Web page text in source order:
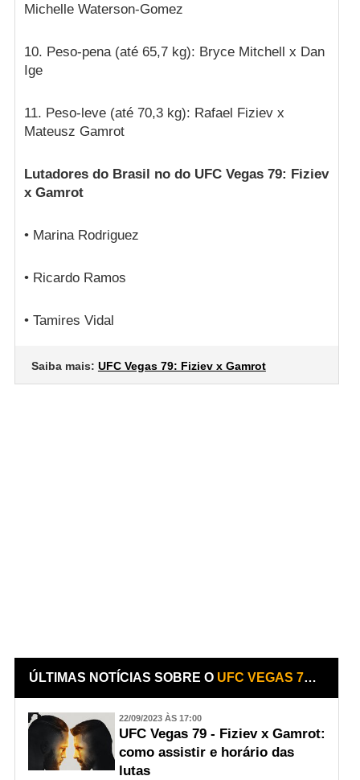
Michelle Waterson-Gomez
10. Peso-pena (até 65,7 kg): Bryce Mitchell x Dan
Ige
11. Peso-leve (até 70,3 kg): Rafael Fiziev x
Mateusz Gamrot
Lutadores do Brasil no do UFC Vegas 79: Fiziev
x Gamrot
• Marina Rodriguez
• Ricardo Ramos
• Tamires Vidal
Saiba mais: UFC Vegas 79: Fiziev x Gamrot
ÚLTIMAS NOTÍCIAS SOBRE O UFC VEGAS 79: FIZIEV X GAMROT
22/09/2023 ÀS 17:00
UFC Vegas 79 - Fiziev x Gamrot:
como assistir e horário das
lutas